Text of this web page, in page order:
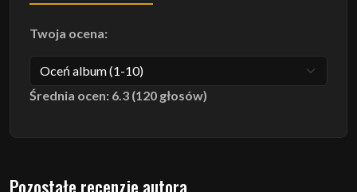
Twoja ocena:
Średnia ocen: 6.3 (120 głosów)
Pozostałe recenzje autora